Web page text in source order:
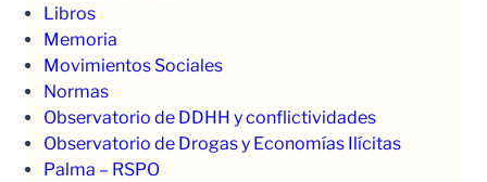
Libros
Memoria
Movimientos Sociales
Normas
Observatorio de DDHH y conflictividades
Observatorio de Drogas y Economías Ilícitas
Palma – RSPO